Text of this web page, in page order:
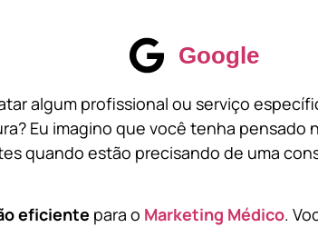
Google
algum profissional ou serviço
Eu imagino que você tenha pensado
quando estão precisando de uma
eficiente para o Marketing Médico.